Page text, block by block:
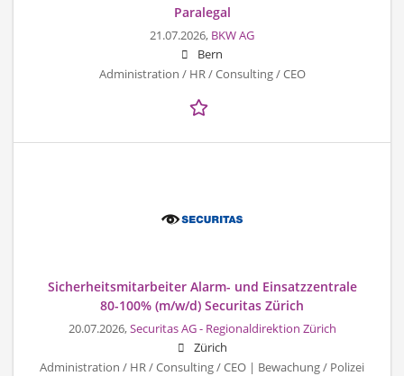
Paralegal
21.07.2026, BKW AG
Bern
Administration / HR / Consulting / CEO
Sicherheitsmitarbeiter Alarm- und Einsatzzentrale
80-100% (m/w/d) Securitas Zürich
20.07.2026,Securitas AG - Regionaldirektion Zürich
Zürich
Administration / HR / Consulting / CEO | Bewachung / Polizei